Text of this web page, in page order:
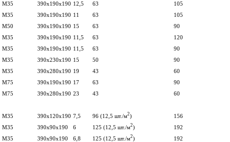
М35 390х190х190 12,5 63 105
М35 390х190х190 11 63 105
М50 390х190х190 15 63 90
М35 390х190х190 11,5 63 120
М35 390х190х190 11,5 63 90
М35 390х230х190 15 50 90
М35 390х280х190 19 43 60
М75 390х190х190 17 63 90
М75 390х280х190 23 43 60
М35 390х120х190 7,5 96 (12,5 шт./м2) 156
М35 390х90х190 6 125 (12,5 шт./м2) 192
М35 390х90х190 6,8 125 (12,5 шт./м2) 192